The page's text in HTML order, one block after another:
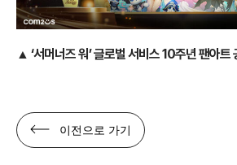
▲ ‘서머너즈 워’ 글로벌 서비스 10주년 팬아트
이전으로 가기